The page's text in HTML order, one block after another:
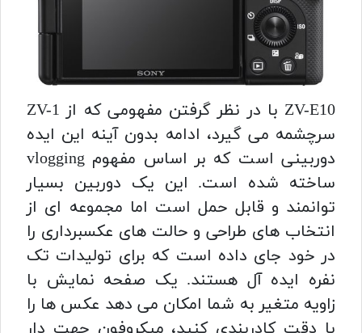
ZV-E10 با در نظر گرفتن مفهومی که از ZV-1
سرچشمه می گیرد، ادامه بدون آینه این ایده
دوربینی است که بر اساس مفهوم vlogging
ساخته شده است. این یک دوربین بسیار
توانمند و قابل حمل است اما مجموعه ای از
انتخاب های طراحی و حالت های عکسبرداری را
در خود جای داده است که برای تولیدات تک
نفره ایده آل هستند. یک صفحه نمایش با
زاویه متغیر به شما امکان می دهد عکس ها را